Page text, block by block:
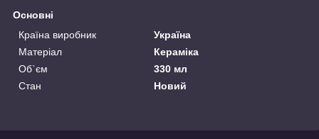
Основні
Країна виробник
Україна
Матеріал
Кераміка
Об`єм
330 мл
Стан
Новий